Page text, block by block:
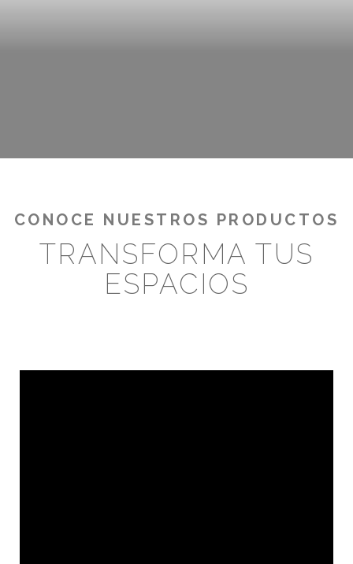
CONOCE NUESTROS PRODUCTOS
TRANSFORMA TUS
ESPACIOS